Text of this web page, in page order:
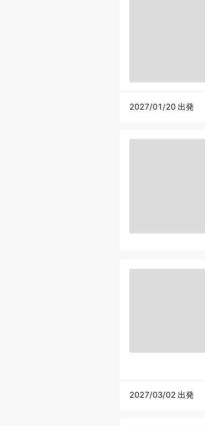
2027/01/20 出発
2027/03/02 出発